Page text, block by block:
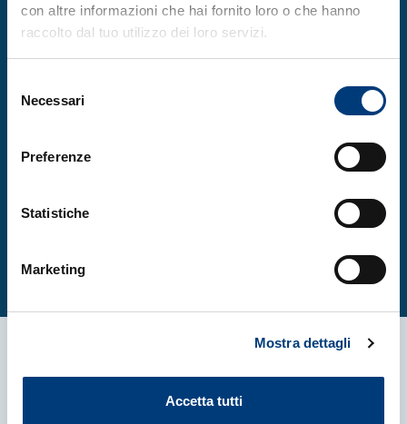
con altre informazioni che hai fornito loro o che hanno
raccolto dal tuo utilizzo dei loro servizi.
delNecessari
Preferenze
Statistiche
Marketing
Mostra dettagli
Accetta tutti
Davide Porrelli (Università di Trieste)e
Omar Toso (Atanor Srl).
L’incontro ha evidenziato come la
creare opportunità concrete di innovazione
e trasferimento tecnologico nel territorio
transfrontaliero, confermando il valore
strategico del progetto ALL-MICRO per il
Altre News